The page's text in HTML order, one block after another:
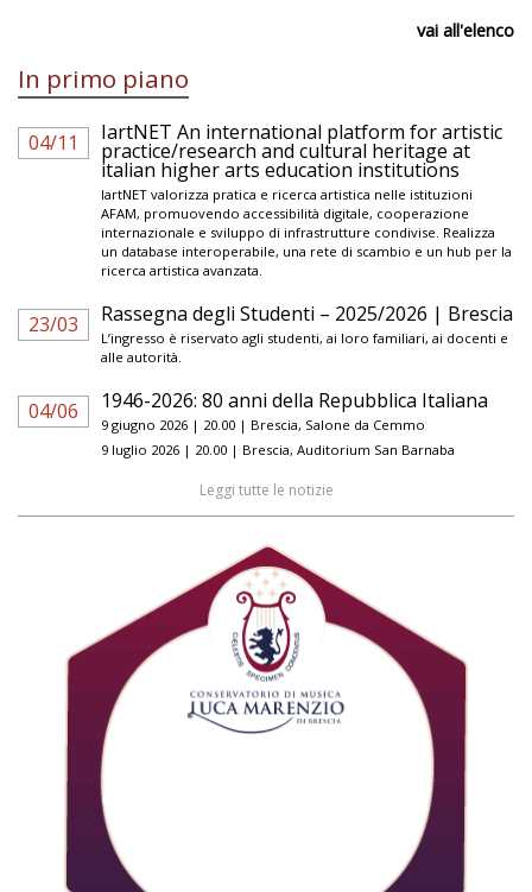
vai all'elenco
In primo piano
04/11 IartNET An international platform for artistic
practice/research and cultural heritage at
italian higher arts education institutions
IartNET valorizza pratica e ricerca artistica nelle istituzioni
AFAM, promuovendo accessibilità digitale, cooperazione
internazionale e sviluppo di infrastrutture condivise. Realizza
un database interoperabile, una rete di scambio e un hub per la
ricerca artistica avanzata.
23/03 Rassegna degli Studenti – 2025/2026 | Brescia
L’ingresso è riservato agli studenti, ai loro familiari, ai docenti e
alle autorità.
04/06 1946-2026: 80 anni della Repubblica Italiana
9 giugno 2026 | 20.00 | Brescia, Salone da Cemmo
9 luglio 2026 | 20.00 | Brescia, Auditorium San Barnaba
Leggi tutte le notizie